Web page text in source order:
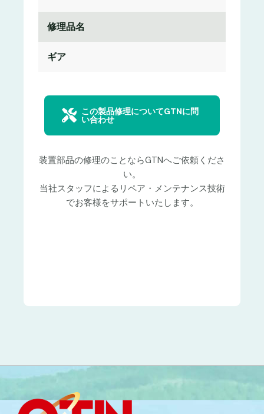
修理品名
ギア
この製品修理についてGTNに問
い合わせ
装置部品の修理のことならGTNへご依頼くださ
い。
当社スタッフによるリペア・メンテナンス技術
でお客様をサポートいたします。